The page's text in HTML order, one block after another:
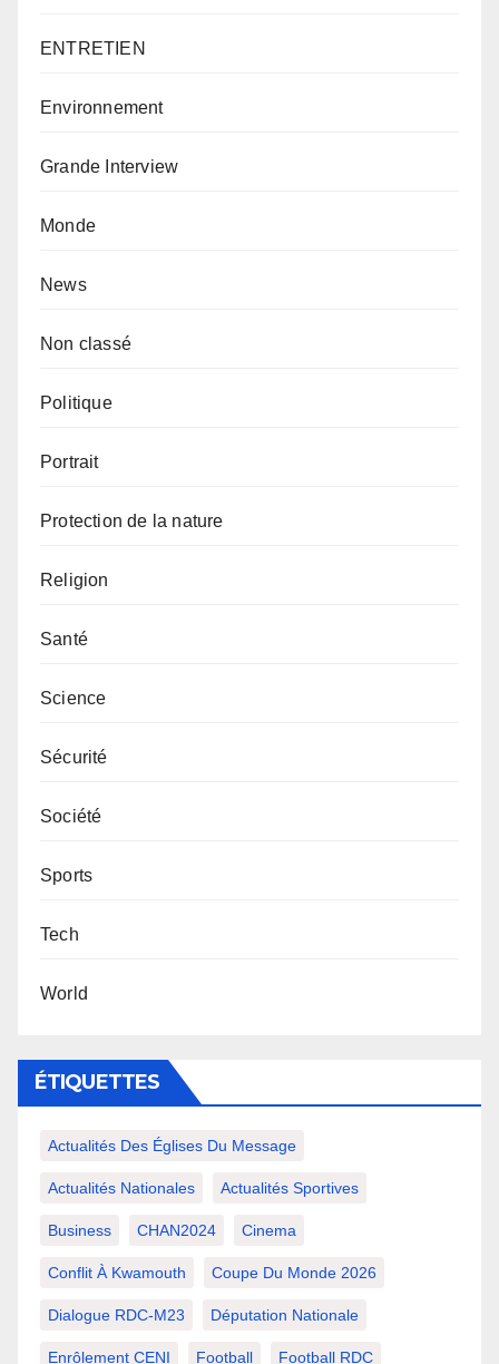
ENTRETIEN
Environnement
Grande Interview
Monde
News
Non classé
Politique
Portrait
Protection de la nature
Religion
Santé
Science
Sécurité
Société
Sports
Tech
World
ÉTIQUETTES
Actualités Des Églises Du Message
Actualités Nationales Actualités Sportives
Business CHAN2024 Cinema
Conflit À Kwamouth Coupe Du Monde 2026
Dialogue RDC-M23 Députation Nationale
Enrôlement CENI Football Football RDC